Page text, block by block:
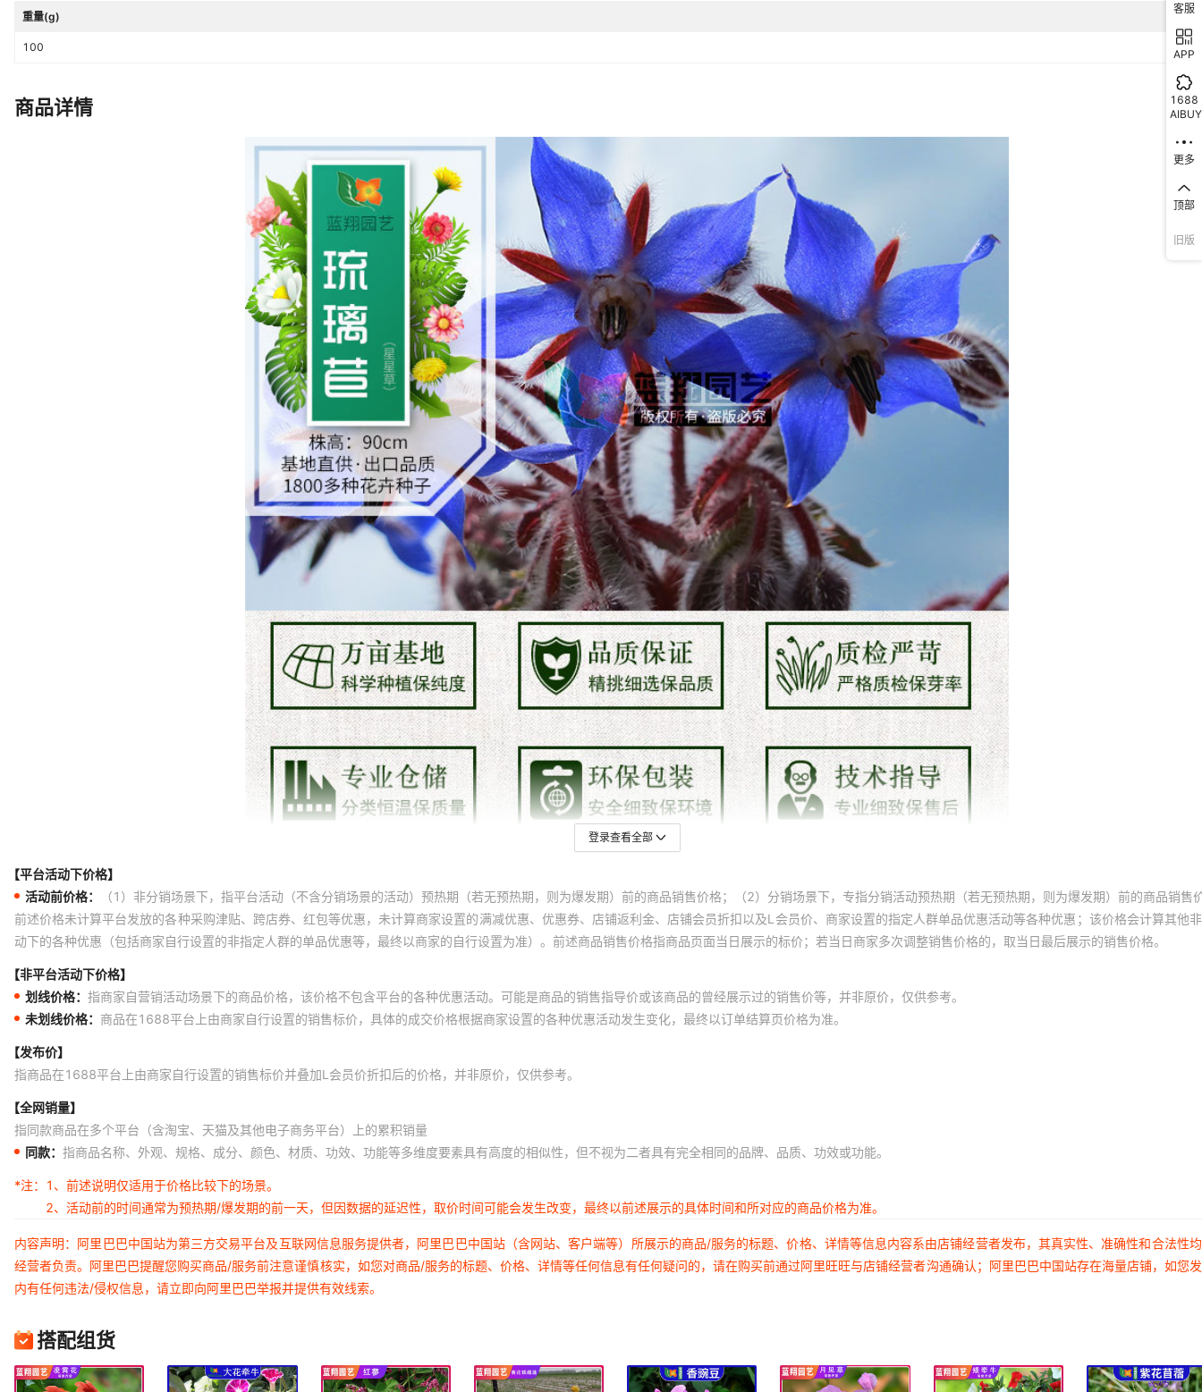
重量(g)
100
商品详情
登录查看全部
【平台活动下价格】
活动前价格：
（1）非分销场景下，指平台活动（不含分销场景的活动）预热期（若无预热期，则为爆发期）前的商品销售价格；（2）分销场景下，专指分销活动预热期（若无预热期，则为爆发期）前的商品销售
前述价格未计算平台发放的各种采购津贴、跨店券、红包等优惠，未计算商家设置的满减优惠、优惠券、店铺返利金、店铺会员折扣以及L会员价、商家设置的指定人群单品优惠活动等各种优惠；该价格会计算其他
动下的各种优惠（包括商家自行设置的非指定人群的单品优惠等，最终以商家的自行设置为准）。前述商品销售价格指商品页面当日展示的标价；若当日商家多次调整销售价格的，取当日最后展示的销售价格。
【非平台活动下价格】
划线价格： 指商家自营销活动场景下的商品价格，该价格不包含平台的各种优惠活动。可能是商品的销售指导价或该商品的曾经展示过的销售价等，并非原价，仅供参考。
未划线价格： 商品在1688平台上由商家自行设置的销售标价，具体的成交价格根据商家设置的各种优惠活动发生变化，最终以订单结算页价格为准。
【发布价】
指商品在1688平台上由商家自行设置的销售标价并叠加L会员价折扣后的价格，并非原价，仅供参考。
【全网销量】
指同款商品在多个平台（含淘宝、天猫及其他电子商务平台）上的累积销量
同款： 指商品名称、外观、规格、成分、颜色、材质、功效、功能等多维度要素具有高度的相似性，但不视为二者具有完全相同的品牌、品质、功效或功能。
*注：
1、前述说明仅适用于价格比较下的场景。
2、活动前的时间通常为预热期/爆发期的前一天，但因数据的延迟性，取价时间可能会发生改变，最终以前述展示的具体时间和所对应的商品价格为准。
内容声明：阿里巴巴中国站为第三方交易平台及互联网信息服务提供者，阿里巴巴中国站（含网站、客户端等）所展示的商品/服务的标题、价格、详情等信息内容系由店铺经营者发布，其真实性、准确性和合法性
经营者负责。阿里巴巴提醒您购买商品/服务前注意谨慎核实，如您对商品/服务的标题、价格、详情等任何信息有任何疑问的，请在购买前通过阿里旺旺与店铺经营者沟通确认；阿里巴巴中国站存在海量店铺，如您
内有任何违法/侵权信息，请立即向阿里巴巴举报并提供有效线索。
搭配组货
客服
APP
1688
AIBUY
更多
顶部
旧版